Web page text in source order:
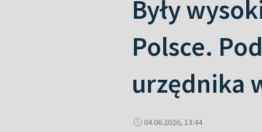
Były
Polsce.
urzędnika
04.06.2026, 13:44